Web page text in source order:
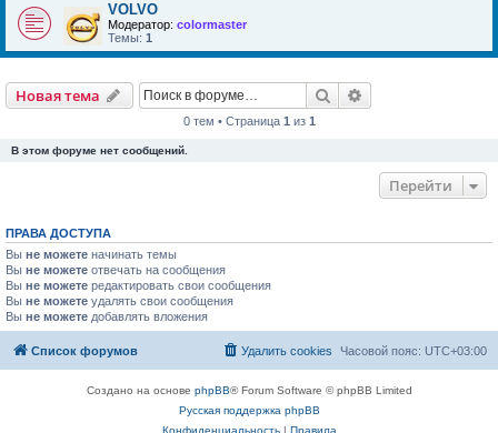
VOLVO
Модератор: colormaster
Темы: 1
Новая тема Поиск
0 тем • Страница 1 из 1
В этом форуме нет сообщений.
Перейти
ПРАВА ДОСТУПА
Вы не можете начинать темы
Вы не можете отвечать на сообщения
Вы не можете редактировать свои сообщения
Вы не можете удалять свои сообщения
Вы не можете добавлять вложения
Список форумов Часовой пояс: UTC+03:00
Удалить cookies
Создано на основе phpBB® Forum Software © phpBB Limited
Русская поддержка phpBB
Конфиденциальность| Правила